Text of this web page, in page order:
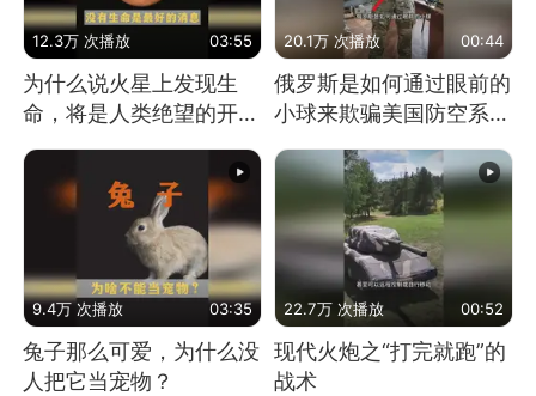
12.3万 次播放 03:55
为什么说火星上发现生
命，将是人类绝望的开
始？
20.1万 次播放 00:44
俄罗斯是如何通过眼前的
小球来欺骗美国防空系统
的
9.4万 次播放 03:35
兔子那么可爱，为什么没
人把它当宠物？
22.7万 次播放 00:52
现代火炮之“打完就跑”的
战术